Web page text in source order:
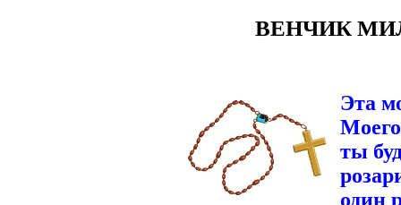
ВЕНЧИК
Эта
ты
один